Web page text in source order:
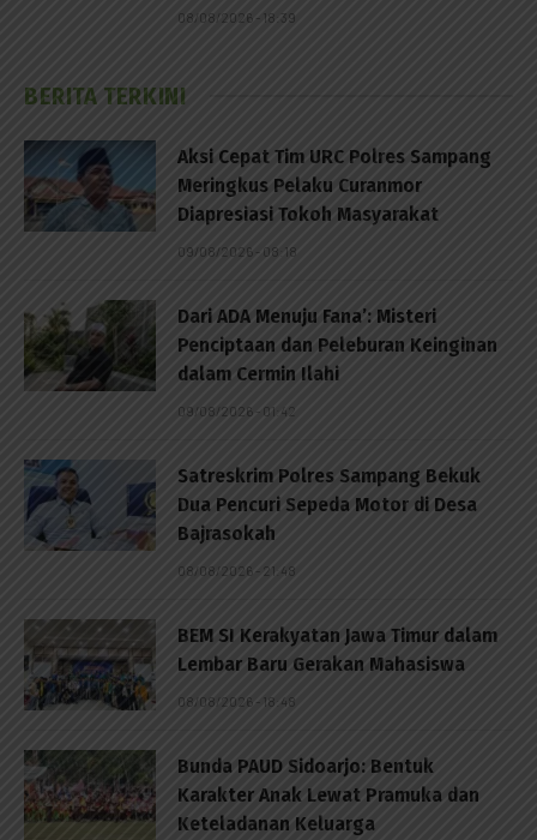
08/08/2026 - 18:39
BERITA TERKINI
Aksi Cepat Tim URC Polres Sampang
Meringkus Pelaku Curanmor
Diapresiasi Tokoh Masyarakat
09/08/2026 - 08:18
Dari ADA Menuju Fana’: Misteri
Penciptaan dan Peleburan Keinginan
dalam Cermin Ilahi
09/08/2026 - 01:42
Satreskrim Polres Sampang Bekuk
Dua Pencuri Sepeda Motor di Desa
Bajrasokah
08/08/2026 - 21:48
BEM SI Kerakyatan Jawa Timur dalam
Lembar Baru Gerakan Mahasiswa
08/08/2026 - 18:48
Bunda PAUD Sidoarjo: Bentuk
Karakter Anak Lewat Pramuka dan
Keteladanan Keluarga